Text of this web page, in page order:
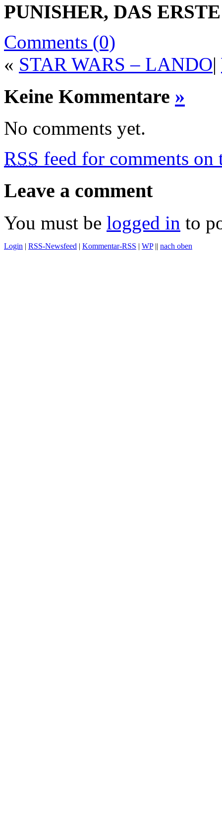
PUNISHER, DAS
Comments (0)
« STAR WARS – LANDO|
Keine Kommentare »
No comments yet.
RSS feed for comments on
Leave a comment
You must be logged in to
Login | RSS-Newsfeed | Kommentar-RSS | WP|| nach oben